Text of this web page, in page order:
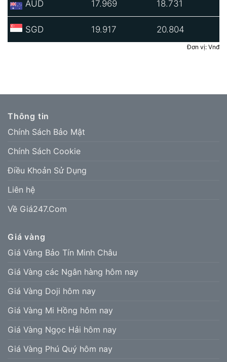
AUD 17.969 18.731
SGD 19.917 20.804
Đơn vị: Vnđ
Thông tin
Chính Sách Bảo Mật
Chính Sách Cookie
Điều Khoản Sử Dụng
Liên hệ
Về Giá247.Com
Giá vàng
Giá Vàng Bảo Tín Minh Châu
Giá Vàng các Ngân hàng hôm nay
Giá Vàng Doji hôm nay
Giá Vàng Mi Hồng hôm nay
Giá Vàng Ngọc Hải hôm nay
Giá Vàng Phú Quý hôm nay